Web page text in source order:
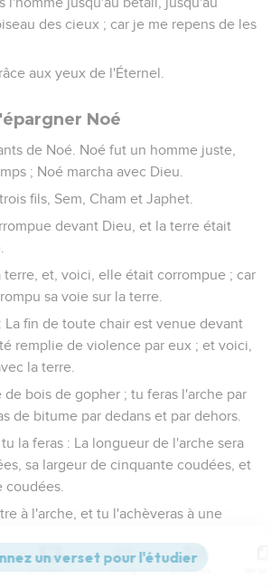
des cieux ; car je me repens de les
aux yeux de l'Éternel.
Noé
de Noé. Noé fut un homme juste,
; Noé marcha avec Dieu.
fils, Sem, Cham et Japhet.
devant Dieu, et la terre était
terre, et, voici, elle était corrompue ; car
sa voie sur la terre.
La fin de toute chair est venue devant
remplie de violence par eux ; et voici,
la terre.
de bois de gopher ; tu feras l'arche par
de bitume par dedans et par dehors.
la feras : La longueur de l'arche sera
sa largeur de cinquante coudées, et
coudées.
à l'arche, et tu l'achèveras à une
un étage inférieur, un second, et un
Commentaires Strong